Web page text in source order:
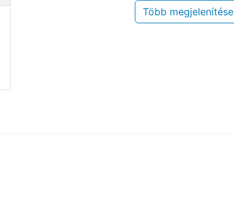
Több megjelenítése